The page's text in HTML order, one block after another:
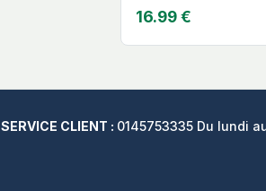
16.99 €
SERVICE CLIENT : 0145753335 Du lundi